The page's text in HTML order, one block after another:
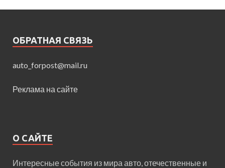
ОБРАТНАЯ СВЯЗЬ
auto_forpost@mail.ru
Реклама на сайте
О САЙТЕ
Интересные события из мира авто, отечественные и